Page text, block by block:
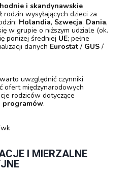
i skandynawskie
rodzin wysyłających dzieci za
Holandia, Szwecja, Dania,
w grupie o niższym udziale (ok.
poniżej średniej UE; pełne
danych Eurostat / GUS /
uwzględnić czynniki
ofert międzynarodowych
rodziców dotyczące
programów.
I MIERZALNE